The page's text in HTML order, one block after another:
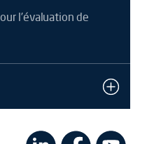
l’évaluation de